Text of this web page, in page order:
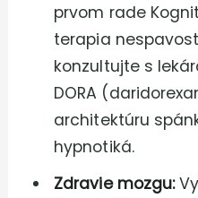
prvom rade
terapia
konzultujte s
DORA
architektúru
hypnotiká.
Zdravie mozgu: